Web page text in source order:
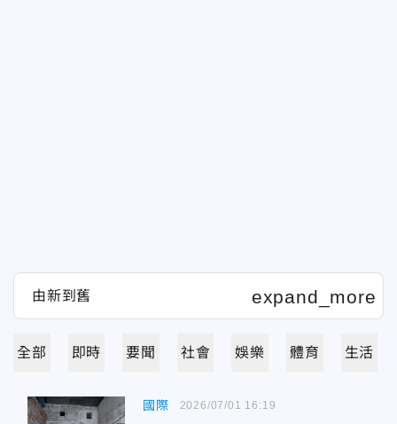
全部 即時 要聞 社會 娛樂 體育 生活
國際 2026/07/01 16:19